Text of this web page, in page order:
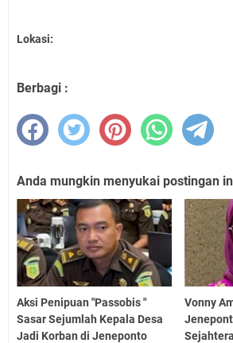
Lokasi:
Berbagi :
Anda mungkin menyukai postingan
Aksi Penipuan "Passobis "
Sasar Sejumlah Kepala Desa
Jadi Korban di Jeneponto
Vonny
Sejahtera